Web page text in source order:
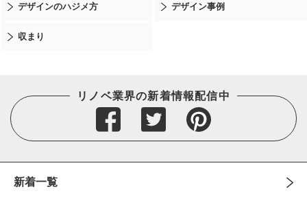
デザインのハジメ方 デザイン事例
収まり
リノベ業界の新着情報配信中
新着一覧